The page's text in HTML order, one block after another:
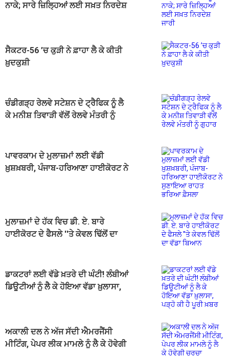
ਨਾਕੇ; ਸਾਰੇ ਜ਼ਿਲ੍ਹਿਆਂ ਲਈ ਸਖ਼ਤ ਨਿਰਦੇਸ਼
ਸੈਕਟਰ-56 ’ਚ ਕੁੜੀ ਨੇ ਫ਼ਾਹਾ ਲੈ ਕੇ ਕੀਤੀ
ਖ਼ੁਦਕੁਸ਼ੀ
ਚੰਡੀਗੜ੍ਹ ਰੇਲਵੇ ਸਟੇਸ਼ਨ ਦੇ ਟ੍ਰੈਫਿਕ ਨੂੰ ਲੈ
ਕੇ ਮਨੀਸ਼ ਤਿਵਾੜੀ ਵੱਲੋਂ ਰੇਲਵੇ ਮੰਤਰੀ ਨੂੰ
ਪਾਵਰਕਾਮ ਦੇ ਮੁਲਾਜ਼ਮਾਂ ਲਈ ਵੱਡੀ
ਖ਼ੁਸ਼ਖ਼ਬਰੀ, ਪੰਜਾਬ-ਹਰਿਆਣਾ ਹਾਈਕੋਰਟ ਨੇ
ਮੁਲਾਜ਼ਮਾਂ ਦੇ ਹੱਕ ਵਿਚ ਡੀ. ਏ. ਬਾਰੇ
ਹਾਈਕੋਰਟ ਦੇ ਫੈਸਲੇ ''ਤੇ ਕੇਵਲ ਢਿੱਲੋਂ ਦਾ
ਡਾਕਟਰਾਂ ਲਈ ਵੱਡੇ ਖ਼ਤਰੇ ਦੀ ਘੰਟੀ! ਲੰਬੀਆਂ
ਡਿਊਟੀਆਂ ਨੂੰ ਲੈ ਕੇ ਹੋਇਆ ਵੱਡਾ ਖ਼ੁਲਾਸਾ,
ਅਕਾਲੀ ਦਲ ਨੇ ਅੱਜ ਸੱਦੀ ਐਮਰਜੈਂਸੀ
ਮੀਟਿੰਗ, ਪੇਪਰ ਲੀਕ ਮਾਮਲੇ ਨੂੰ ਲੈ ਕੇ ਹੋਵੇਗੀ